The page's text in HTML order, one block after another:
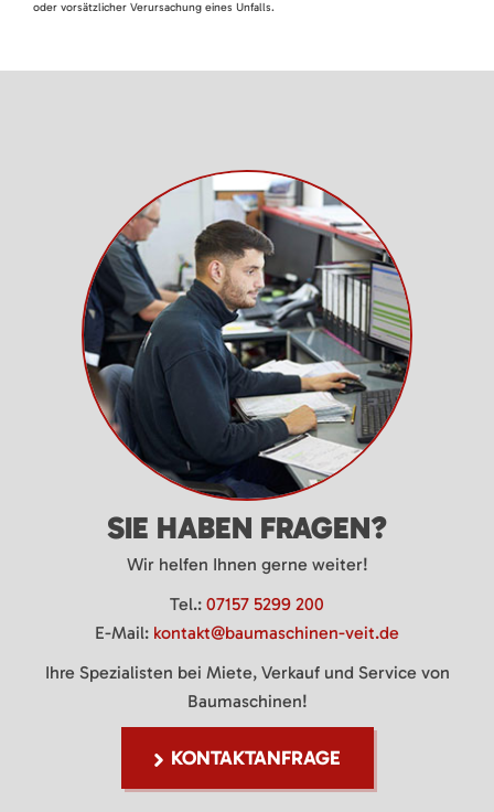
oder vorsätzlicher Verursachung eines Unfalls.
SIE HABEN FRAGEN?
Wir helfen Ihnen gerne weiter!
Tel.: 07157 5299 200
E-Mail: kontakt@baumaschinen-veit.de
Ihre Spezialisten bei Miete, Verkauf und Service von
Baumaschinen!
KONTAKTANFRAGE